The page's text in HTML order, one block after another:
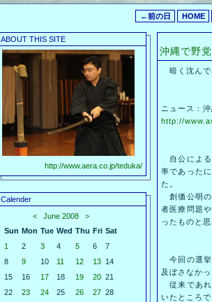
←前の日 HOME
ABOUT THIS SITE
http://www.aera.co.jp/teduka/
Calender
<
June 2008
>
Sun Mon Tue Wed Thu Fri Sat
1
2 3 4 5 6
7
8
9 10 11 12 13 14
15
16 17 18 19 20 21
22
23 24 25 26 27 28
沖縄で野党
暗く沈んで
ニュース：
http://
自公による
率であった
た。
創価公明の
者医療問題
ったものと思
今回の選挙
及ぼさなか
従来であれ
いたところで